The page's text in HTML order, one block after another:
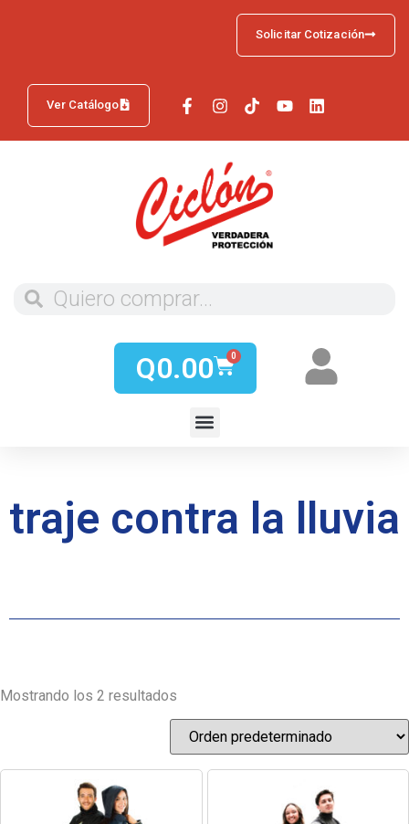
Ver Catálogo
Solicitar Cotización
Q0.00 0
traje contra la lluvia
Mostrando los 2 resultados